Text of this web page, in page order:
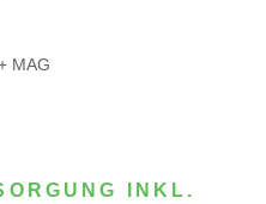
MAG
INKL.